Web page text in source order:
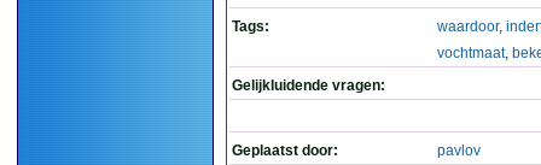
Tags:
waardoor,
vochtmaat,
Gelijkluidende vragen:
Geplaatst door: pavlov